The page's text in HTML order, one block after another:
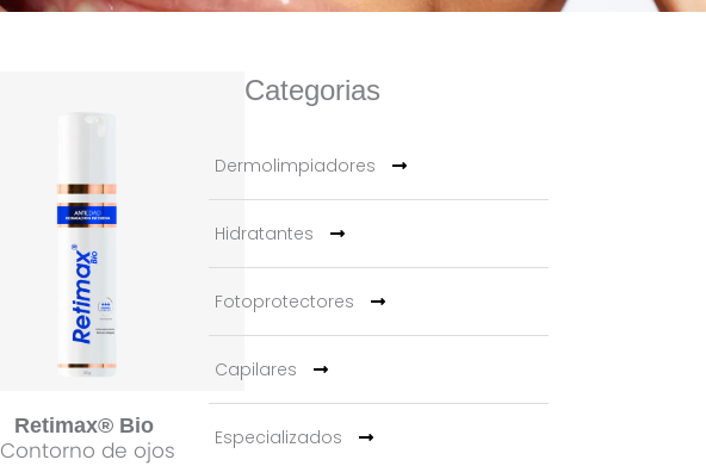
Retimax® Bio
Contorno de ojos
Categorias
Dermolimpiadores
Hidratantes
Fotoprotectores
Capilares
Especializados